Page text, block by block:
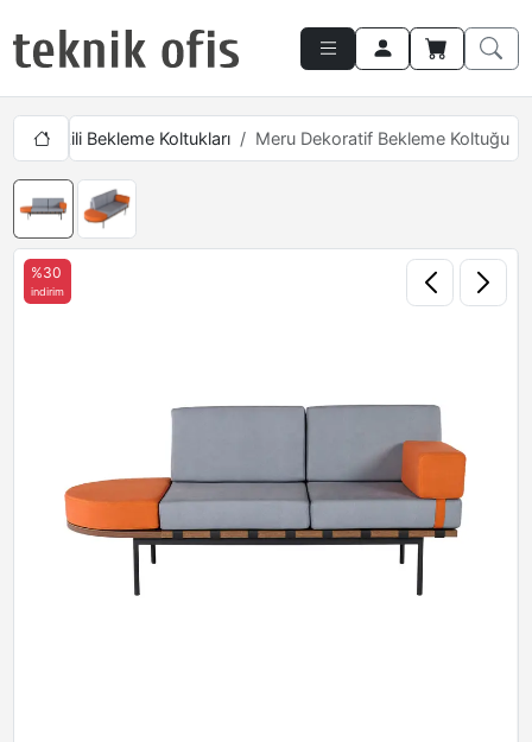
Ikili Bekleme Koltukları Meru Dekoratif Bekleme Koltuğu
%30
indirim